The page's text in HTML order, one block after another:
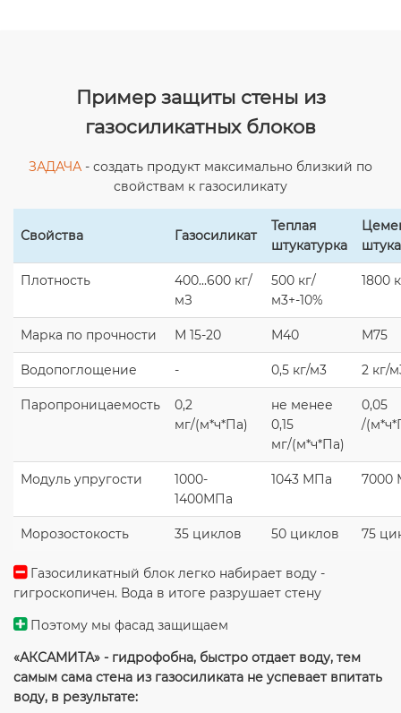
Пример защиты стены из
газосиликатных блоков
ЗАДАЧА - создать продукт максимально близкий по
свойствам к газосиликату
Свойства Газосиликат
Теплая
штукатурка
Плотность
400...600 кг/
мЗ
500 кг/
м3+-10%
1800
Марка по прочности М 15-20 М40 М75
Водопоглощение - 0,5 кг/м3 2 кг/
Паропроницаемость
0,2
мг/(м*ч*Па)
не менее
0,15
мг/(м*ч*Па)
0,05
/
Модуль упругости
1000-
1400МПа
1043 МПа 7000
Морозостокость 35 циклов 50 циклов 75
Газосиликатный блок легко набирает воду -
гигроскопичен. Вода в итоге разрушает стену
Поэтому мы фасад защищаем
«АКСАМИТА» - гидрофобна, быстро отдает воду, тем
самым сама стена из газосиликата не успевает впитать
воду, в результате: